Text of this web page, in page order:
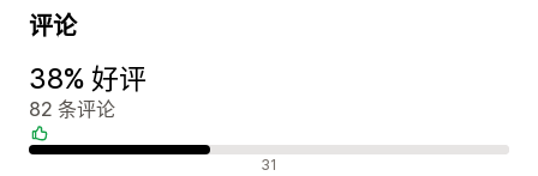
评论
38% 好评
82 条评论
好评 31